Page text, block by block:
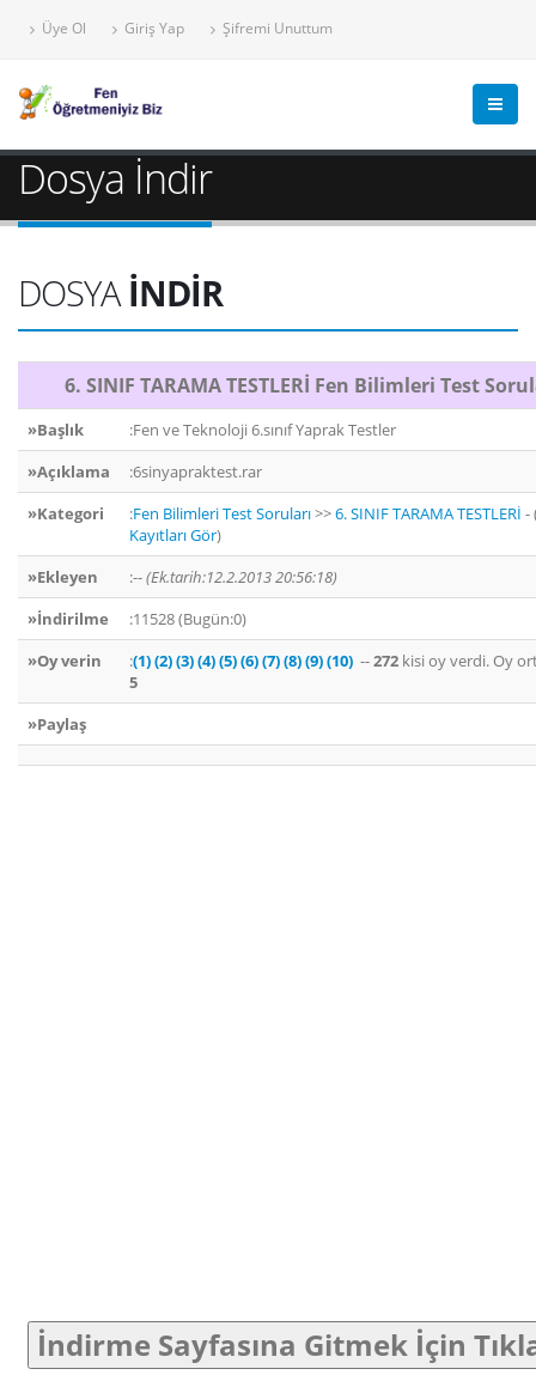
Üye Ol Giriş Yap Şifremi Unuttum
Dosya İndir
DOSYAİNDİR
6. SINIF TARAMA TESTLERİ Fen Bilimleri Test
»Başlık
:Fen ve Teknoloji 6.sınıf Yaprak Testler
»Açıklama
:6sinyapraktest.rar
»Kategori
:Fen Bilimleri Test Soruları>>6. SINIF TARAMA TESTLERİ -
Kayıtları Gör)
»Ekleyen
:--(Ek.tarih:12.2.2013 20:56:18)
»İndirilme
:11528 (Bugün:0)
»Oy verin
:(1)(2)(3)(4)(5)(6)(7)(8)(9)(10) --272 kisi oy verdi. Oy
5
»Paylaş